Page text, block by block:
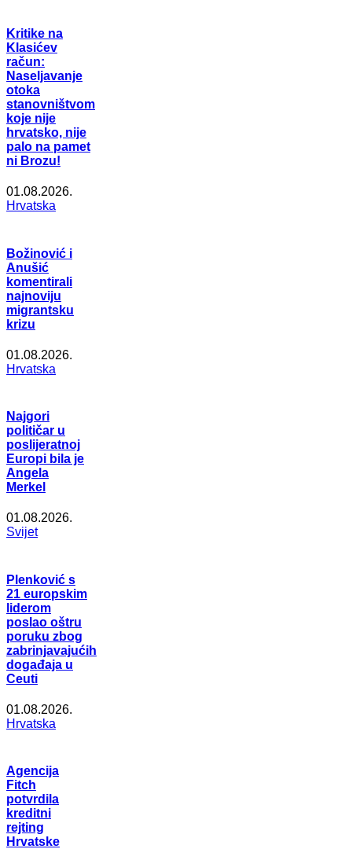
Kritike na
Klasićev
račun:
Naseljavanje
otoka
stanovništvom
koje nije
hrvatsko, nije
palo na pamet
ni Brozu!
01.08.2026.
Hrvatska
Božinović i
Anušić
komentirali
najnoviju
migrantsku
krizu
01.08.2026.
Hrvatska
Najgori
političar u
poslijeratnoj
Europi bila je
Angela
Merkel
01.08.2026.
Svijet
Plenković s
21 europskim
liderom
poslao oštru
poruku zbog
zabrinjavajućih
događaja u
Ceuti
01.08.2026.
Hrvatska
Agencija
Fitch
potvrdila
kreditni
rejting
Hrvatske